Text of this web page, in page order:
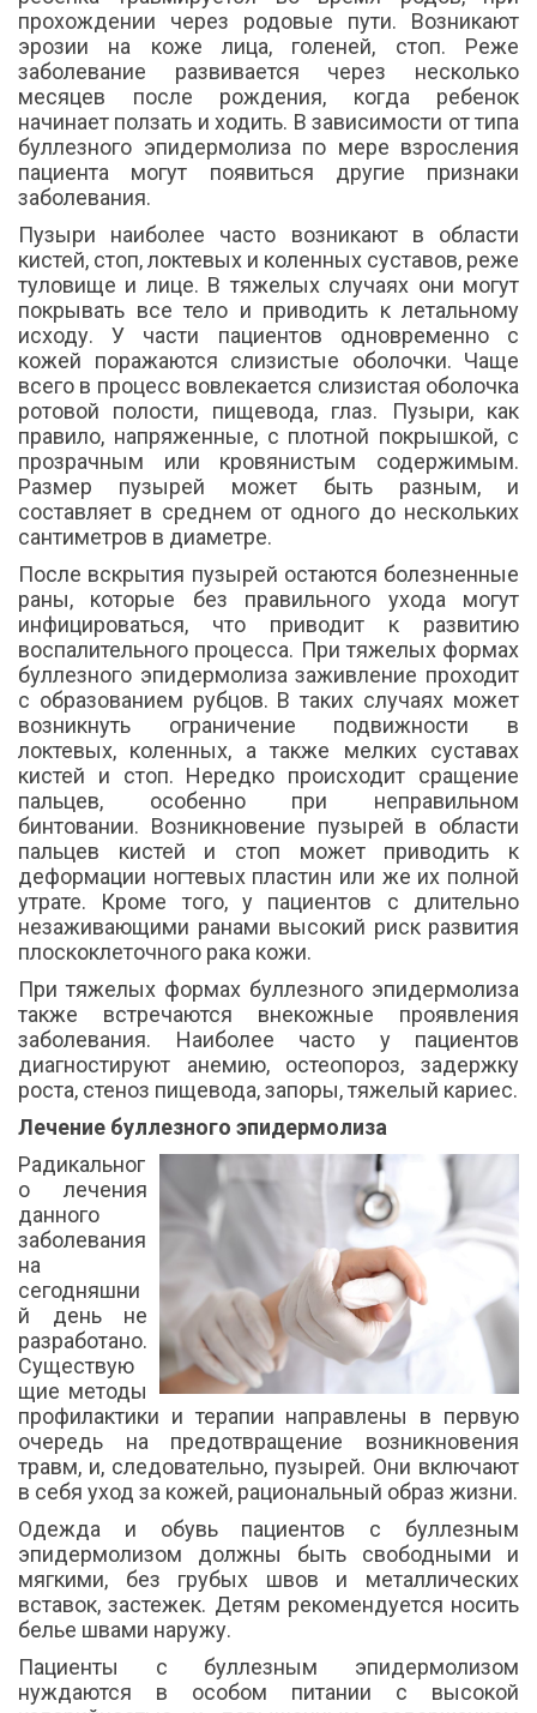
прохождении через родовые пути. Возникают
эрозии на коже лица, голеней, стоп. Реже
заболевание развивается через несколько
месяцев после рождения, когда ребенок
начинает ползать и ходить. В зависимости от типа
буллезного эпидермолиза по мере взросления
пациента могут появиться другие признаки
заболевания.
Пузыри наиболее часто возникают в области
кистей, стоп, локтевых и коленных суставов, реже
туловище и лице. В тяжелых случаях они могут
покрывать все тело и приводить к летальному
исходу. У части пациентов одновременно с
кожей поражаются слизистые оболочки. Чаще
всего в процесс вовлекается слизистая оболочка
ротовой полости, пищевода, глаз. Пузыри, как
правило, напряженные, с плотной покрышкой, с
прозрачным или кровянистым содержимым.
Размер пузырей может быть разным, и
составляет в среднем от одного до нескольких
сантиметров в диаметре.
После вскрытия пузырей остаются болезненные
раны, которые без правильного ухода могут
инфицироваться, что приводит к развитию
воспалительного процесса. При тяжелых формах
буллезного эпидермолиза заживление проходит
с образованием рубцов. В таких случаях может
возникнуть ограничение подвижности в
локтевых, коленных, а также мелких суставах
кистей и стоп. Нередко происходит сращение
пальцев, особенно при неправильном
бинтовании. Возникновение пузырей в области
пальцев кистей и стоп может приводить к
деформации ногтевых пластин или же их полной
утрате. Кроме того, у пациентов с длительно
незаживающими ранами высокий риск развития
плоскоклеточного рака кожи.
При тяжелых формах буллезного эпидермолиза
также встречаются внекожные проявления
заболевания. Наиболее часто у пациентов
диагностируют анемию, остеопороз, задержку
роста, стеноз пищевода, запоры, тяжелый кариес.
Лечение буллезного эпидермолиза
Радикальног
о лечения
данного
заболевания
на
сегодняшни
й день не
разработано.
Существую
щие методы
профилактики и терапии направлены в первую
очередь на предотвращение возникновения
травм, и, следовательно, пузырей. Они включают
в себя уход за кожей, рациональный образ жизни.
Одежда и обувь пациентов с буллезным
эпидермолизом должны быть свободными и
мягкими, без грубых швов и металлических
вставок, застежек. Детям рекомендуется носить
белье швами наружу.
Пациенты с буллезным эпидермолизом
нуждаются в особом питании с высокой